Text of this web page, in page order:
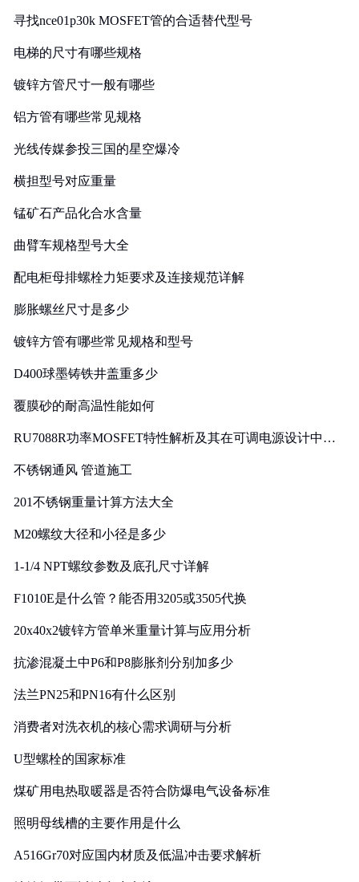
寻找nce01p30k MOSFET管的合适替代型号
电梯的尺寸有哪些规格
镀锌方管尺寸一般有哪些
铝方管有哪些常见规格
光线传媒参投三国的星空爆冷
横担型号对应重量
锰矿石产品化合水含量
曲臂车规格型号大全
配电柜母排螺栓力矩要求及连接规范详解
膨胀螺丝尺寸是多少
镀锌方管有哪些常见规格和型号
D400球墨铸铁井盖重多少
覆膜砂的耐高温性能如何
RU7088R功率MOSFET特性解析及其在可调电源设计中的
不锈钢通风 管道施工
201不锈钢重量计算方法大全
M20螺纹大径和小径是多少
1-1/4 NPT螺纹参数及底孔尺寸详解
F1010E是什么管？能否用3205或3505代换
20x40x2镀锌方管单米重量计算与应用分析
抗渗混凝土中P6和P8膨胀剂分别加多少
法兰PN25和PN16有什么区别
消费者对洗衣机的核心需求调研与分析
U型螺栓的国家标准
煤矿用电热取暖器是否符合防爆电气设备标准
照明母线槽的主要作用是什么
A516Gr70对应国内材质及低温冲击要求解析